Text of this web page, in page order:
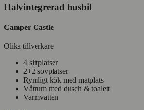
Halvintegrerad husbil
Camper Castle
Olika tillverkare
4 sittplatser
2+2 sovplatser
Rymligt kök med matplats
Våtrum med dusch & toalett
Varmvatten